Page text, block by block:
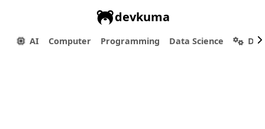
devkuma
AI Computer Programming Data Science